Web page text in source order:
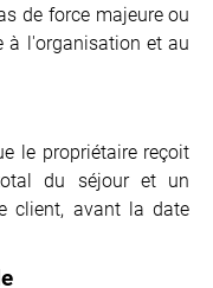
de force majeure ou
à l'organisation et au
le propriétaire reçoit
du séjour et un
client, avant la date